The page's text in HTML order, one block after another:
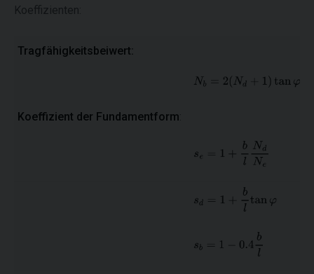
Koeffizienten:
Tragfähigkeitsbeiwert:
Koeffizient der Fundamentform